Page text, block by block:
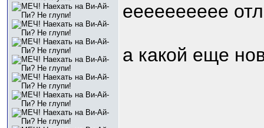
ееееееееее
а какой еще